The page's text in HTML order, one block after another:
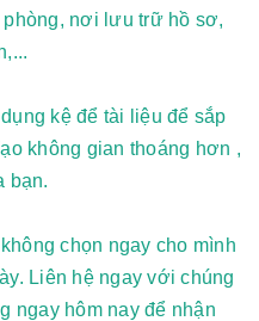
nơi lưu trữ hồ sơ,
kệ để tài liệu để sắp
không gian thoáng hơn ,
bạn.
chọn ngay cho mình
Liên hệ ngay với chúng
ngay hôm nay để nhận